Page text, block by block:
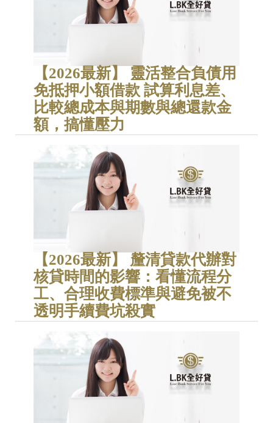
【2026最新】 靈活整合負債用
免抵押小額借款 試算利息差、
比較總成本與期數與總還款金
額，搞懂壓力
【2026最新】 釐清貸款代辦對
核貸時間的影響：看懂流程分
工、合理收費標準與避免被不
透明手續費坑殺實